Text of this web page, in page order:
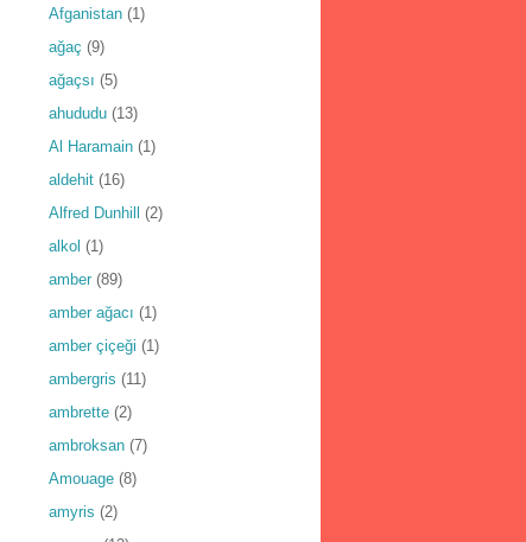
Afganistan (1)
ağaç (9)
ağaçsı (5)
ahududu (13)
Al Haramain (1)
aldehit (16)
Alfred Dunhill
(2)
alkol (1)
amber (89)
amber ağacı (1)
amber çiçeği (1)
ambergris (11)
ambrette (2)
ambroksan (7)
Amouage (8)
amyris (2)